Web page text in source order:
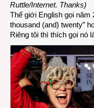
Ruttle/Internet. Thanks)
Thế giới English gọi năm
thousand (and) twenty”
Riêng tôi thì thích gọi nó